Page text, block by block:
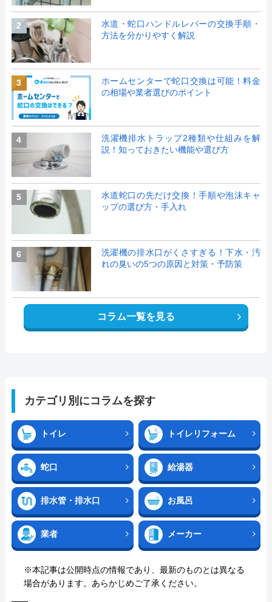
2
水道・蛇口ハンドルレバーの交換手順・
方法を分かりやすく解説
3
ホームセンターで蛇口交換は可能！料金
の相場や業者選びのポイント
4
洗濯機排水トラップ2種類や仕組みを解
説！知っておきたい機能や選び方
5
水道蛇口の先だけ交換！手順や泡沫キャ
ップの選び方・手入れ
6
洗濯機の排水口がくさすぎる！下水・汚
れの臭いの5つの原因と対策・予防策
コラム一覧を見る
カテゴリ別にコラムを探す
トイレ トイレリフォーム
蛇口 給湯器
排水管・排水口 お風呂
業者 メーカー
※本記事は公開時点の情報であり、最新のものとは異なる
場合があります。あらかじめご了承ください。